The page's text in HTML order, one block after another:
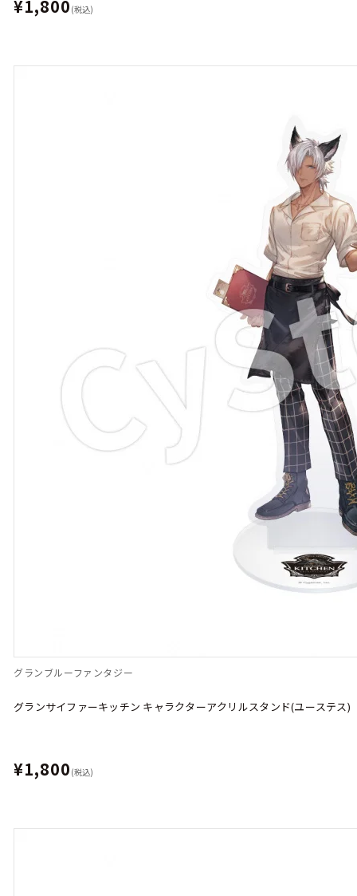
¥1,800 (税込)
グランブルーファンタジー
グランサイファーキッチン キャラクターアクリルスタンド(ユーステス)
¥1,800 (税込)